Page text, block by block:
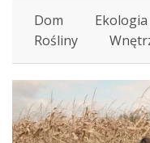
Dom Ekologia
Rośliny